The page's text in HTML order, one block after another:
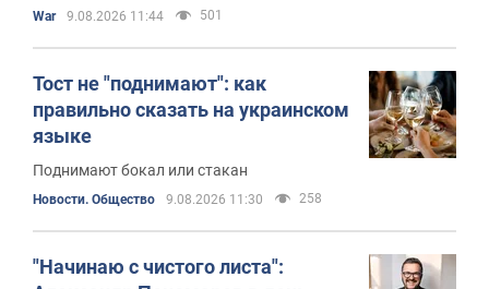
War 9.08.2026 11:44 501
Тост не "поднимают": как
правильно сказать на украинском
языке
Поднимают бокал или стакан
Новости. Общество 9.08.2026 11:30 258
"Начинаю с чистого листа":